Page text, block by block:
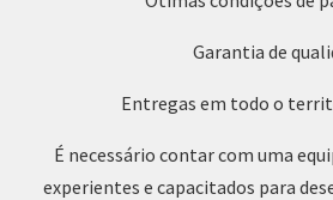
Garantia de
Entregas em todo o
É necessário contar com uma
experientes e capacitados para